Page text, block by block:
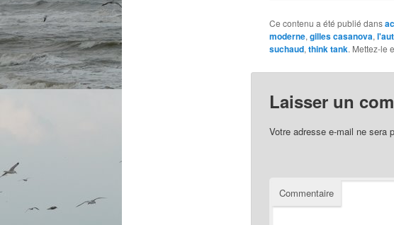
Ce contenu a été publié dans
moderne, gilles casanova,
suchaud, think tank. Mettez-le
Laisser un
Votre adresse e-mail ne sera
Commentaire